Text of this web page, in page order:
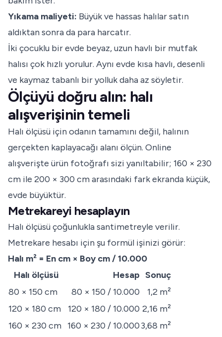
Yıkama maliyeti: Büyük ve hassas halılar satın
aldıktan sonra da para harcatır.
İki çocuklu bir evde beyaz, uzun havlı bir mutfak
halısı çok hızlı yorulur. Aynı evde kısa havlı, desenli
ve kaymaz tabanlı bir yolluk daha az söyletir.
Ölçüyü doğru alın: halı
alışverişinin temeli
Halı ölçüsü için odanın tamamını değil, halının
gerçekten kaplayacağı alanı ölçün. Online
alışverişte ürün fotoğrafı sizi yanıltabilir; 160 × 230
cm ile 200 × 300 cm arasındaki fark ekranda küçük,
evde büyüktür.
Metrekareyi hesaplayın
Halı ölçüsü çoğunlukla santimetreyle verilir.
Metrekare hesabı için şu formül işinizi görür:
Halı m² = En cm × Boy cm / 10.000
Halı ölçüsü
Hesap Sonuç
80 × 150 cm
80 × 150 / 10.000
1,2 m²
120 × 180 cm
120 × 180 / 10.000 2,16 m²
160 × 230 cm 160 × 230 / 10.0003,68 m²